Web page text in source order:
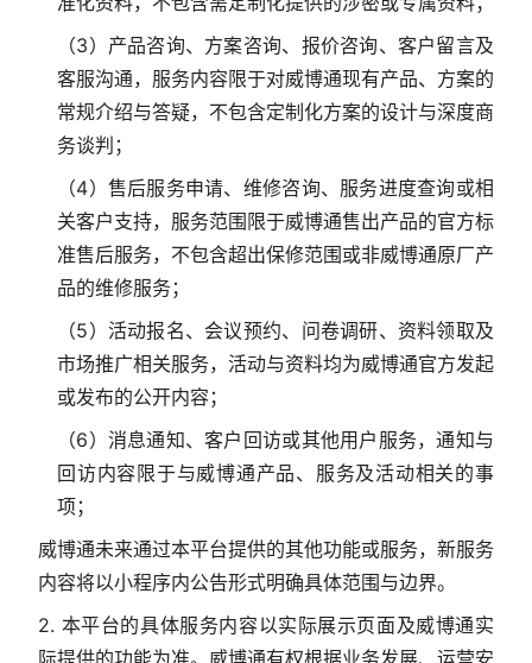
（3）产品咨询、方案咨询、报价咨询、客户留言及
客服沟通，服务内容限于对威博通现有产品、方案的
常规介绍与答疑，不包含定制化方案的设计与深度商
务谈判；
（4）售后服务申请、维修咨询、服务进度查询或相
关客户支持，服务范围限于威博通售出产品的官方标
准售后服务，不包含超出保修范围或非威博通原厂产
品的维修服务；
（5）活动报名、会议预约、问卷调研、资料领取及
市场推广相关服务，活动与资料均为威博通官方发起
或发布的公开内容；
（6）消息通知、客户回访或其他用户服务，通知与
回访内容限于与威博通产品、服务及活动相关的事
项；
威博通未来通过本平台提供的其他功能或服务，新服务
内容将以小程序内公告形式明确具体范围与边界。
2. 本平台的具体服务内容以实际展示页面及威博通实
际提供的功能为准。威博通有权根据业务发展、运营安